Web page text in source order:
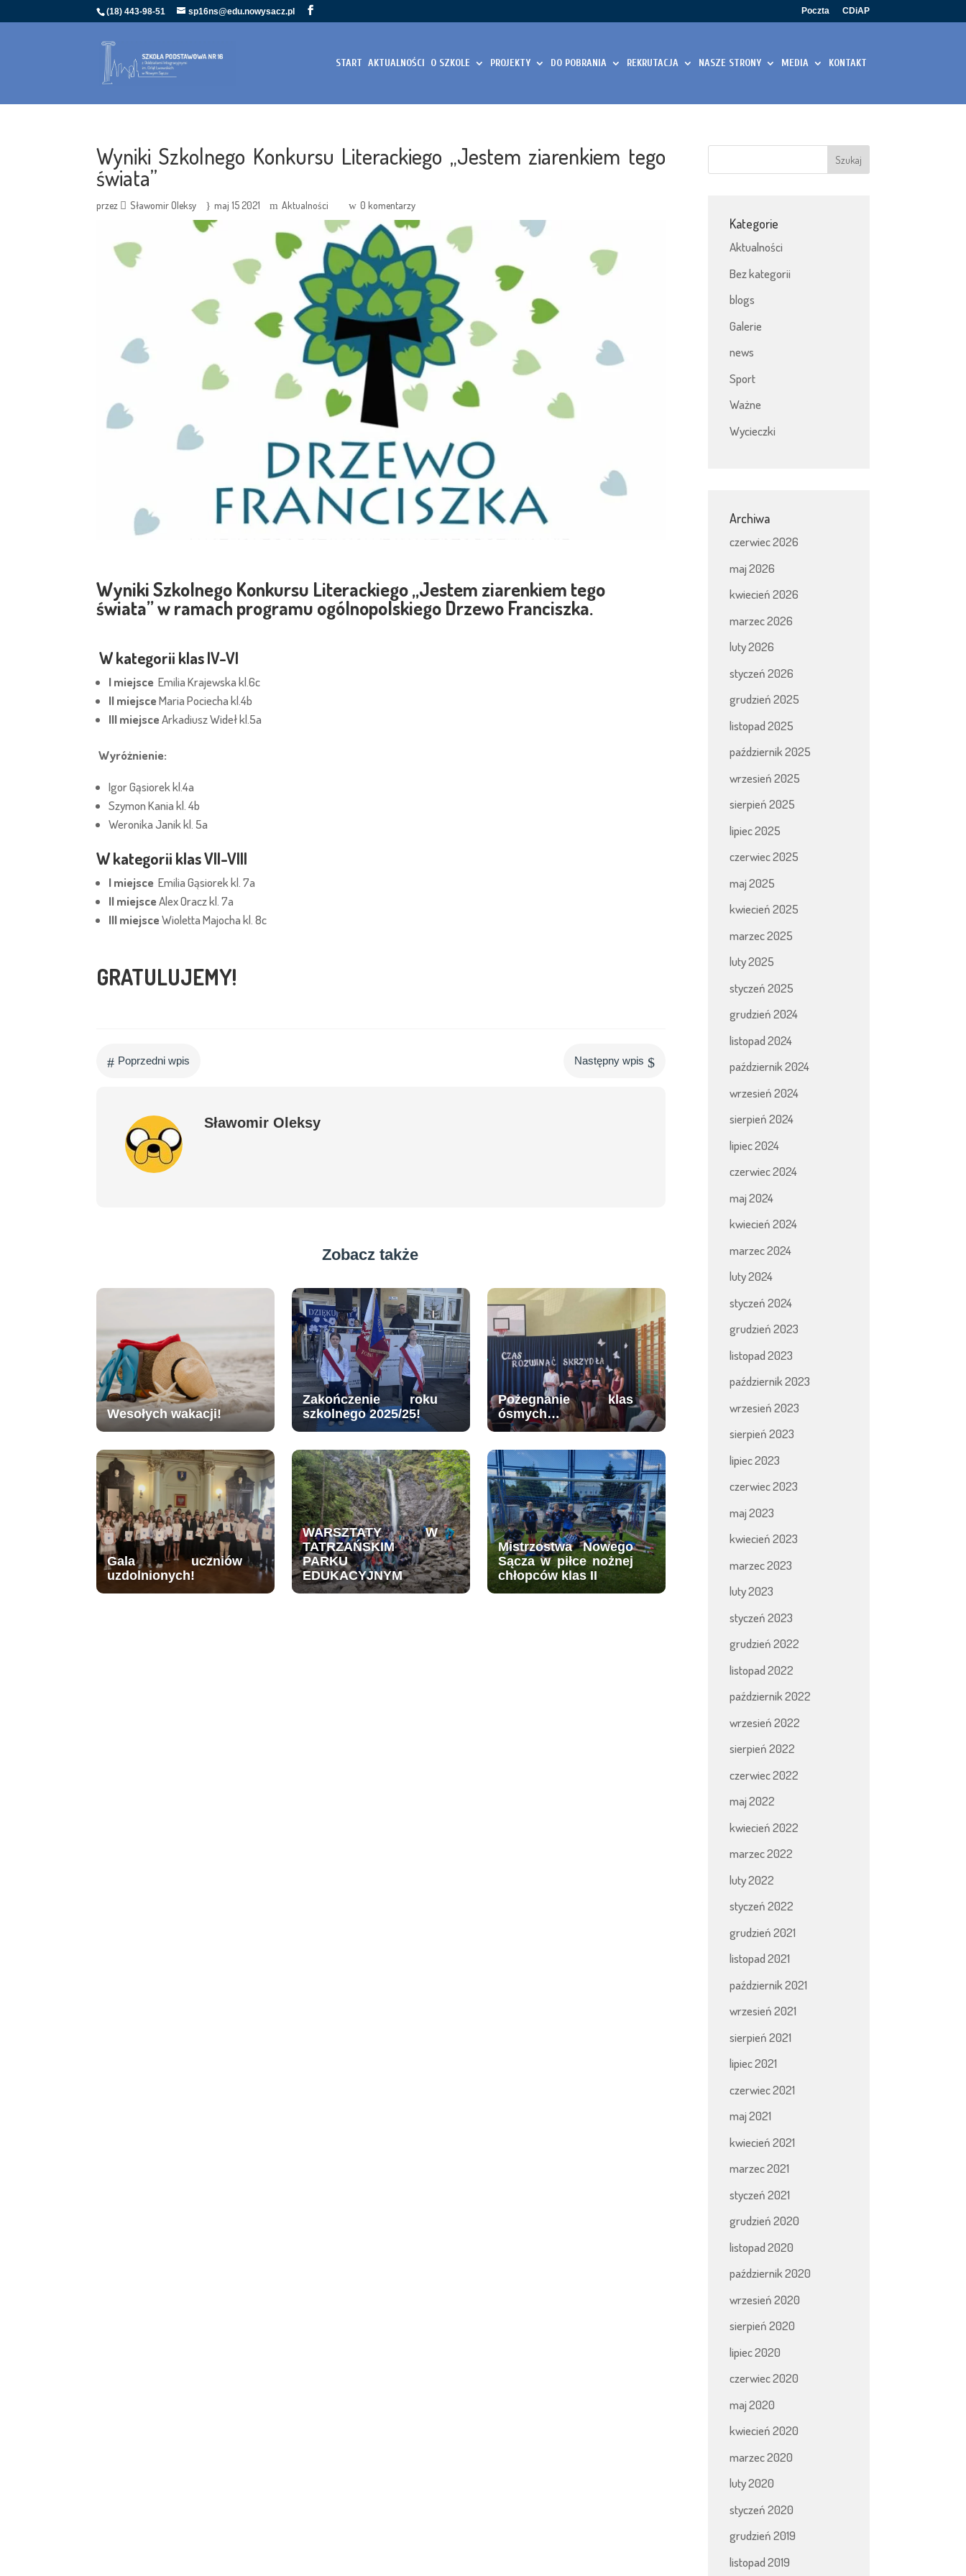
(18) 443-98-51 sp16ns@edu.nowysacz.pl Poczta CDiAP
START AKTUALNOŚCI O SZKOLE PROJEKTY DO POBRANIA REKRUTACJA NASZE STRONY MEDIA KONTAKT
Wyniki Szkolnego Konkursu Literackiego „Jestem ziarenkiem tego
świata”
przez Sławomir Oleksy maj 15 2021 Aktualności 0 komentarzy
Wyniki Szkolnego Konkursu Literackiego„Jestem ziarenkiem tego
świata” w ramach programu ogólnopolskiego Drzewo Franciszka.
W kategorii klas IV-VI
I miejsceEmilia Krajewska kl.6c
II miejsceMaria Pociecha kl.4b
III miejsceArkadiusz Wideł kl.5a
Wyróżnienie:
Igor Gąsiorek kl.4a
Szymon Kania kl. 4b
Weronika Janik kl. 5a
W kategorii klas VII-VIII
I miejsceEmilia Gąsiorek kl. 7a
II miejsceAlex Oracz kl. 7a
III miejsceWioletta Majocha kl. 8c
GRATULUJEMY!
# Poprzedni wpis Następny wpis $
Sławomir Oleksy
Zobacz także
Wesołych wakacji!
Zakończenie roku
szkolnego 2025/25!
Pożegnanie klas
ósmych…
Gala uczniów
uzdolnionych!
WARSZTATY W
TATRZAŃSKIM
PARKU
EDUKACYJNYM
Mistrzostwa Nowego
Sącza w piłce nożnej
chłopców klas II
Kategorie
Aktualności
Bez kategorii
blogs
Galerie
news
Sport
Ważne
Wycieczki
Archiwa
czerwiec 2026
maj 2026
kwiecień 2026
marzec 2026
luty 2026
styczeń 2026
grudzień 2025
listopad 2025
październik 2025
wrzesień 2025
sierpień 2025
lipiec 2025
czerwiec 2025
maj 2025
kwiecień 2025
marzec 2025
luty 2025
styczeń 2025
grudzień 2024
listopad 2024
październik 2024
wrzesień 2024
sierpień 2024
lipiec 2024
czerwiec 2024
maj 2024
kwiecień 2024
marzec 2024
luty 2024
styczeń 2024
grudzień 2023
listopad 2023
październik 2023
wrzesień 2023
sierpień 2023
lipiec 2023
czerwiec 2023
maj 2023
kwiecień 2023
marzec 2023
luty 2023
styczeń 2023
grudzień 2022
listopad 2022
październik 2022
wrzesień 2022
sierpień 2022
czerwiec 2022
maj 2022
kwiecień 2022
marzec 2022
luty 2022
styczeń 2022
grudzień 2021
listopad 2021
październik 2021
wrzesień 2021
sierpień 2021
lipiec 2021
czerwiec 2021
maj 2021
kwiecień 2021
marzec 2021
styczeń 2021
grudzień 2020
listopad 2020
październik 2020
wrzesień 2020
sierpień 2020
lipiec 2020
czerwiec 2020
maj 2020
kwiecień 2020
marzec 2020
luty 2020
styczeń 2020
grudzień 2019
listopad 2019